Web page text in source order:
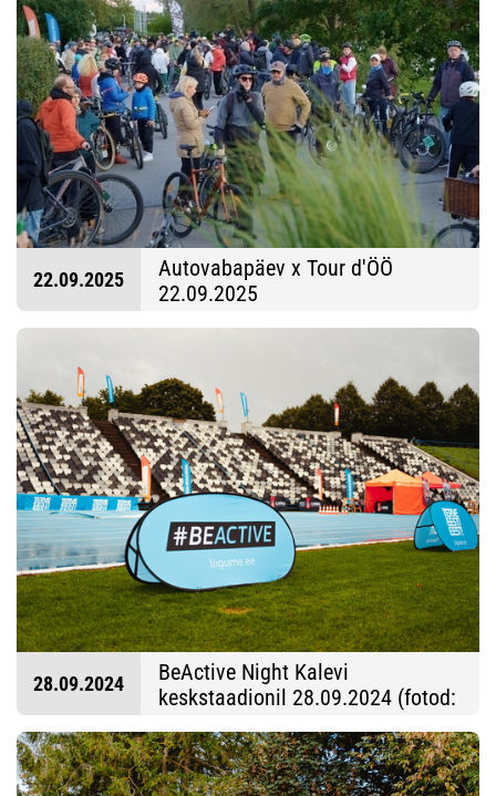
22.09.2025
Autovabapäev x Tour d'ÖÖ
22.09.2025
28.09.2024
BeActive Night Kalevi
keskstaadionil 28.09.2024 (fotod: